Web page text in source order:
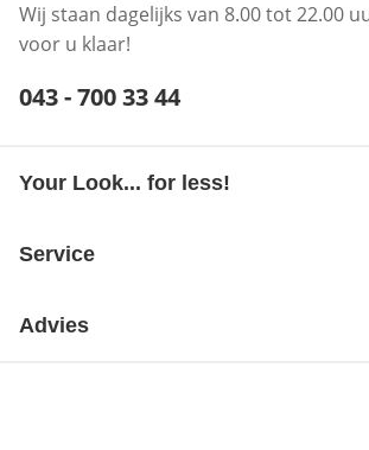
Wij staan dagelijks van 8.00 tot 22.00
voor u klaar!
Telefoonnummer:
043 - 700 33 44
Your Look... for less!
Service
Advies